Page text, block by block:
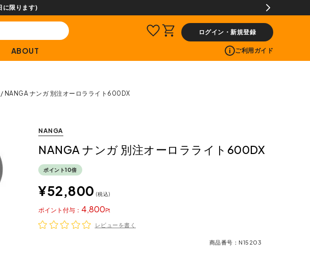
【会員限定】
ログイン・新規登録
ABOUT ご利用ガイド
NANGA ナンガ 別注オーロラライト600DX
NANGA
NANGA ナンガ 別注オーロラライト600DX
ポイント10倍
¥52,800 税込
4,800
ポイント
レビューを書く
商品番号 N15203